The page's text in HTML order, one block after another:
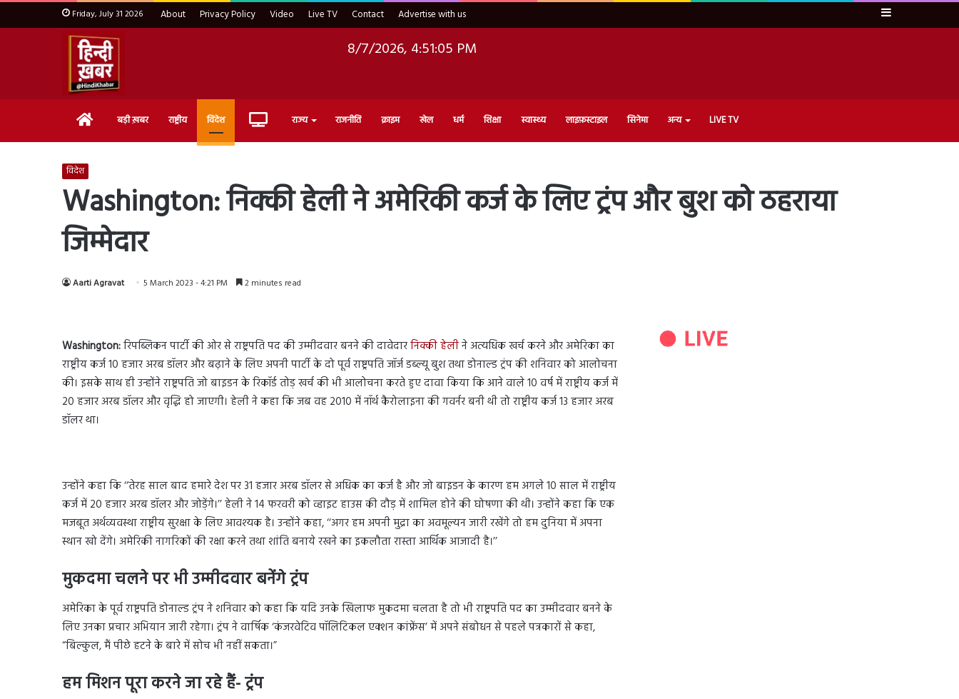
Friday, July 31 2026 About Privacy Policy Video Live TV Contact Advertise with us Sidebar
8/7/2026, 4:51:06 PM
Home बड़ी ख़बर राष्ट्रीय विदेश Live राज्य राजनीति क्राइम खेल धर्म शिक्षा स्वास्थ्य लाइफ़स्टाइल सिनेमा अन्य LIVE TV
विदेश
Washington: निक्की हेली ने अमेरिकी कर्ज के लिए ट्रंप और बुश को ठहराया
जिम्मेदार
Aarti Agravat 5 March 2023 - 4:21 PM 2 minutes read
Washington:रिपब्लिकन पार्टी की ओर से राष्ट्रपति पद की उम्मीदवार बनने की दावेदारनिक्की हेलीने अत्यधिक खर्च करने और अमेरिका का
राष्ट्रीय कर्ज 10 हजार अरब डॉलर और बढ़ाने के लिए अपनी पार्टी के दो पूर्व राष्ट्रपति जॉर्ज डब्ल्यू बुश तथा डोनाल्ड ट्रंप की शनिवार को आलोचना
की। इसके साथ ही उन्होंने राष्ट्रपति जो बाइडन के रिकॉर्ड तोड़ खर्च की भी आलोचना करते हुए दावा किया कि आने वाले 10 वर्ष में राष्ट्रीय कर्ज में
20 हजार अरब डॉलर और वृद्धि हो जाएगी। हेली ने कहा कि जब वह 2010 में नॉर्थ कैरोलाइना की गवर्नर बनी थी तो राष्ट्रीय कर्ज 13 हजार अरब
डॉलर था।
उन्होंने कहा कि ‘‘तेरह साल बाद हमारे देश पर 31 हजार अरब डॉलर से अधिक का कर्ज है और जो बाइडन के कारण हम अगले 10 साल में राष्ट्रीय
कर्ज में 20 हजार अरब डॉलर और जोड़ेंगे।’’ हेली ने 14 फरवरी को व्हाइट हाउस की दौड़ में शामिल होने की घोषणा की थी। उन्होंने कहा कि एक
मजबूत अर्थव्यवस्था राष्ट्रीय सुरक्षा के लिए आवश्यक है। उन्होंने कहा, ‘‘अगर हम अपनी मुद्रा का अवमूल्यन जारी रखेंगे तो हम दुनिया में अपना
स्थान खो देंगे। अमेरिकी नागरिकों की रक्षा करने तथा शांति बनाये रखने का इकलौता रास्ता आर्थिक आजादी है।’’
मुकदमा चलने पर भी उम्मीदवार बनेंगे ट्रंप
अमेरिका के पूर्व राष्ट्रपति डोनाल्ड ट्रंप ने शनिवार को कहा कि यदि उनके खिलाफ मुकदमा चलता है तो भी राष्ट्रपति पद का उम्मीदवार बनने के
लिए उनका प्रचार अभियान जारी रहेगा। ट्रंप ने वार्षिक ‘कंजरवेटिव पॉलिटिकल एक्शन कांफ्रेंस’ में अपने संबोधन से पहले पत्रकारों से कहा,
“बिल्कुल, मैं पीछे हटने के बारे में सोच भी नहीं सकता।”
हम मिशन पूरा करने जा रहे हैं- ट्रंप